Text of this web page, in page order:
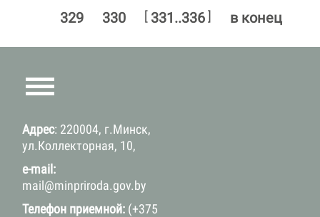
329
330 [ 331..336] в конец
Адрес: 220004, г.Минск,
ул.Коллекторная, 10,
e-mail:
mail@minpriroda.gov.by
Телефон приемной: (+375